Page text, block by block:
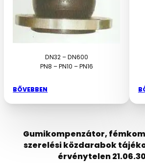
DN32 – DN600
PN8 – PN10 – PN16
BŐVEBBEN
Gumikompenzátor,
szerelési közdarabok
érvénytelen